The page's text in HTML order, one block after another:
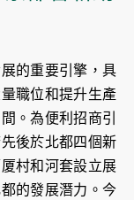
的重要引擎，具
職位和提升生產
。為便利招商引
後於北都四個新
村和河套設立展
的發展潛力。今